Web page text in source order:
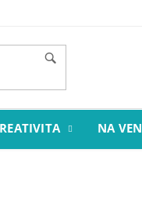
NA VEN